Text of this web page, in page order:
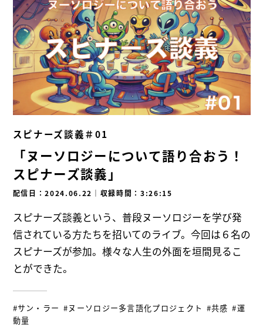
スピナーズ談義＃01
「ヌーソロジーについて語り合おう！
スピナーズ談義」
配信日：2024.06.22 ｜ 収録時間：3:26:15
スピナーズ談義という、普段ヌーソロジーを学び発
信されている方たちを招いてのライブ。今回は６名の
スピナーズが参加。様々な人生の外面を垣間見るこ
とができた。
#サン・ラー #ヌーソロジー多言語化プロジェクト #共感 #運
動量